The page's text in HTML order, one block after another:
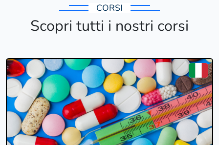
CORSI
Scopri tutti i nostri corsi